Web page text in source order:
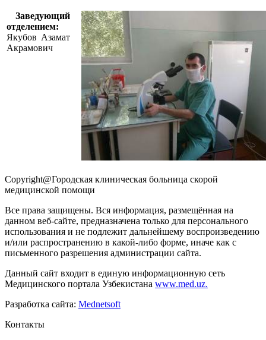
Заведующий
отделением:
Якубов Азамат
Акрамович
Copyright@Городская клиническая больница скорой
медицинской помощи
Все права защищены. Вся информация, размещённая на
данном веб-сайте, предназначена только для персонального
использования и не подлежит дальнейшему воспроизведению
и/или распространению в какой-либо форме, иначе как с
письменного разрешения администрации сайта.
Данный сайт входит в единую информационную сеть
Медицинского портала Узбекистана www.med.uz.
Разработка сайта: Mednetsoft
Контакты